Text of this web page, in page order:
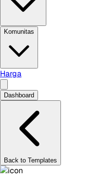
Komunitas
Harga
Dashboard
Back to Templates